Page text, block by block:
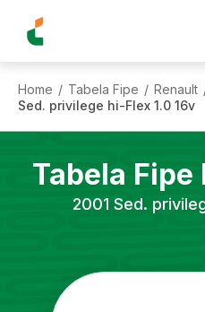
Home / Tabela Fipe / Renault
Sed. privilege hi-Flex 1.0 16v
Tabela Fipe
2001 Sed.